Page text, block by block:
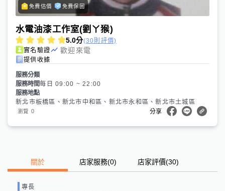
免費估價 免費保固
水電油漆工作室(劉ㄚ猴)
5.0分(30則評價)
實名驗證
歡迎來電
提供收據
服務分類
服務時間每日 09:00 ~ 22:00
服務地點
新北市板橋區、新北市中和區、新北市永和區、新北市土城區
瀏覽 0 分享
關於 店家服務(0) 店家評價(30)
專長